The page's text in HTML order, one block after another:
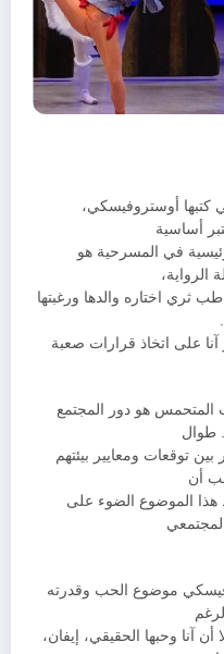
أوستروفيسكي،
أساسية
في المسرحية هو
الرواية،
ثري اختاره والدها ورغبتها
على اتخاذ قرارات صعبة
المتحمس هو دور المجتمع
طوال
توقعات ومعايير بيئتهم
أن
الموضوع الضوء على
موضوع الحب وقدرته
آنا وحبها الحقيقي، إيفان،